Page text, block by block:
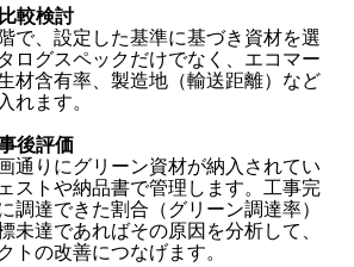
較検討
で、設定した基準に基づき資材を選
ログスペックだけでなく、エコマー
材含有率、製造地（輸送距離）など
れます。
後評価
通りにグリーン資材が納入されてい
ストや納品書で管理します。工事完
調達できた割合（グリーン調達率）
未達であればその原因を分析して、
トの改善につなげます。